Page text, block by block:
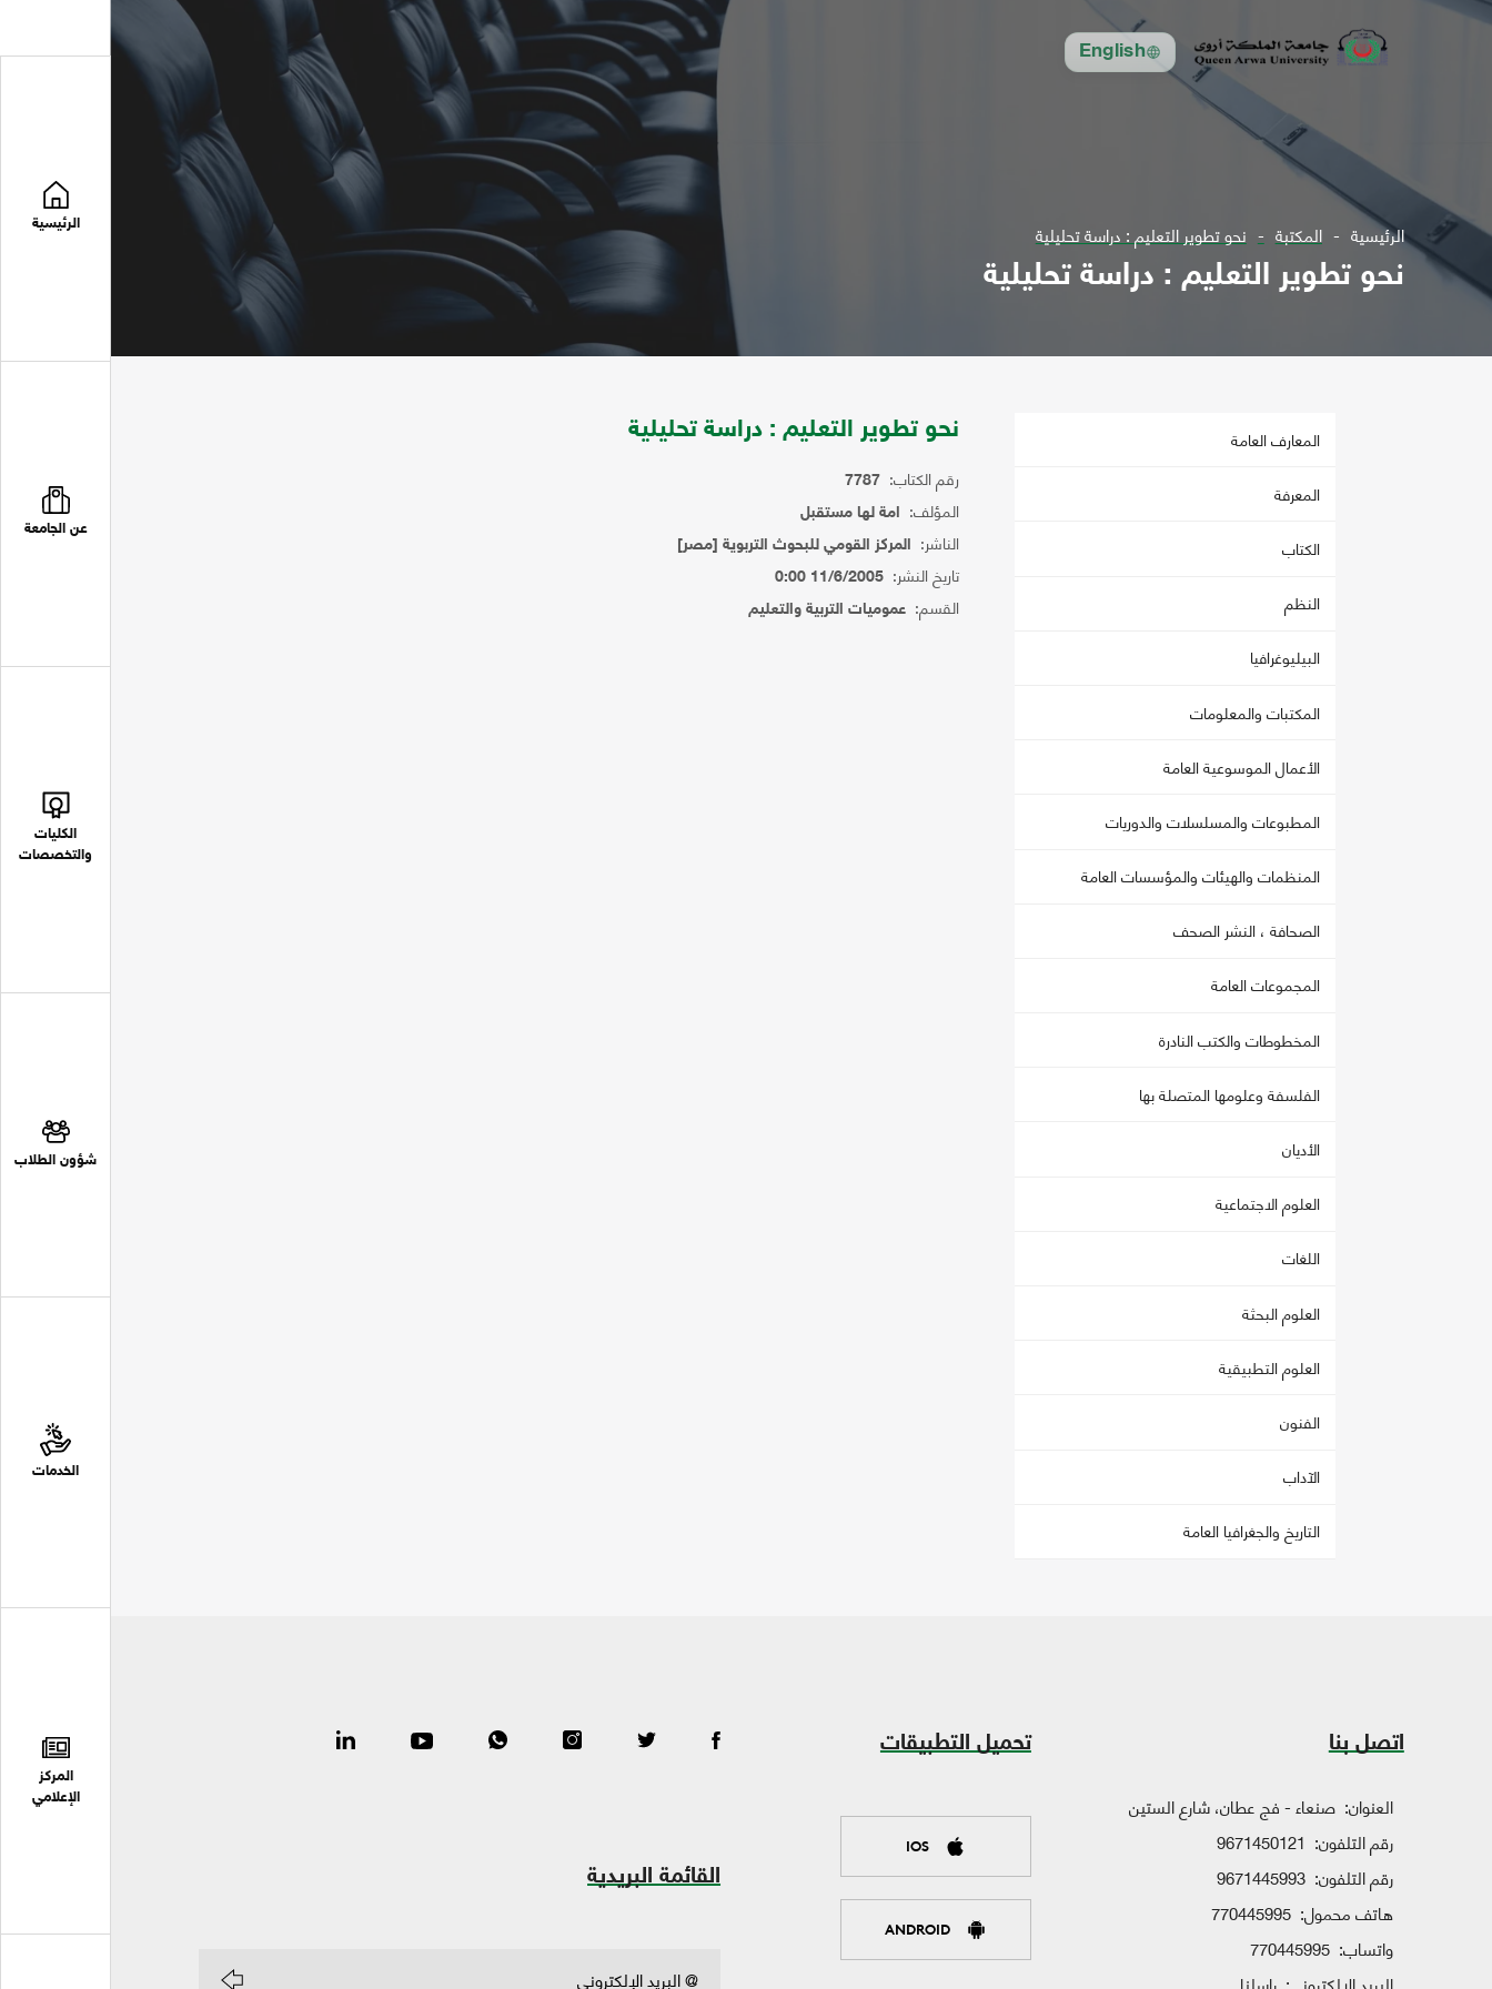
English
الرئيسية
عن الجامعة
الكليات
والتخصصات
شؤون الطلاب
الخدمات
المركز
الإعلامي
الرئيسية المكتبة نحو تطوير التعليم : دراسة تحليلية
نحو تطوير التعليم : دراسة تحليلية
المعارف العامة
المعرفة
الكتاب
النظم
البيليوغرافيا
المكتبات والمعلومات
الأعمال الموسوعية العامة
المطبوعات والمسلسلات والدوريات
المنظمات والهيئات والمؤسسات العامة
الصحافة ، النشر الصحف
المجموعات العامة
المخطوطات والكتب النادرة
الفلسفة وعلومها المتصلة بها
الأديان
العلوم الاجتماعية
اللغات
العلوم البحثة
العلوم التطبيقية
الفنون
الآداب
التاريخ والجغرافيا العامة
نحو تطوير التعليم : دراسة تحليلية
رقم الكتاب: 7787
المؤلف: امة لها مستقبل
الناشر: المركز القومي للبحوث التربوية [مصر]
تاريخ النشر: 11/6/2005 0:00
القسم: عموميات التربية والتعليم
اتصل بنا
العنوان: صنعاء - فج عطان، شارع الستين
رقم التلفون: 9671450121
رقم التلفون: 9671445993
هاتف محمول: 770445995
واتساب: 770445995
تحميل التطبيقات
IOS
ANDROID
القائمة البريدية